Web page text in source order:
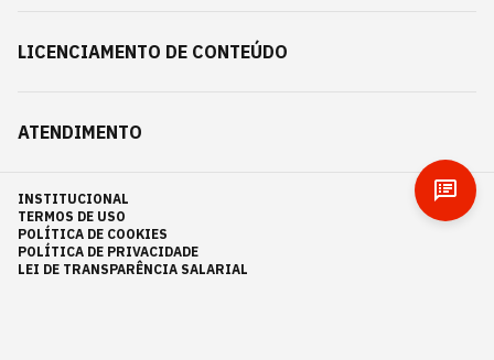
LICENCIAMENTO DE CONTEÚDO
ATENDIMENTO
INSTITUCIONAL
TERMOS DE USO
POLÍTICA DE COOKIES
POLÍTICA DE PRIVACIDADE
LEI DE TRANSPARÊNCIA SALARIAL